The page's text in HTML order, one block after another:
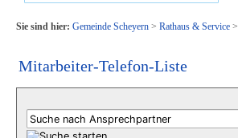
Sie sind hier: Gemeinde Scheyern> Rathaus & Service>
Mitarbeiter-Telefon-Liste